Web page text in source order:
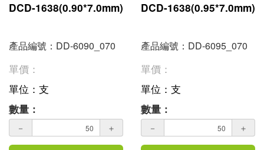
DCD-1638(0.90*7.0mm)
產品編號：DD-6090_070
單價：
單位：支
數量：
－ ＋
DCD-1638(0.95*7.0mm)
產品編號：DD-6095_070
單價：
單位：支
數量：
－ ＋